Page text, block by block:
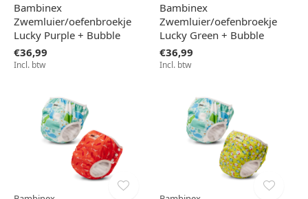
Bambinex
Zwemluier/oefenbroekje
Lucky Purple + Bubble
€36,99
Incl. btw
Bambinex
Zwemluier/oefenbroekje
Lucky Green + Bubble
€36,99
Incl. btw